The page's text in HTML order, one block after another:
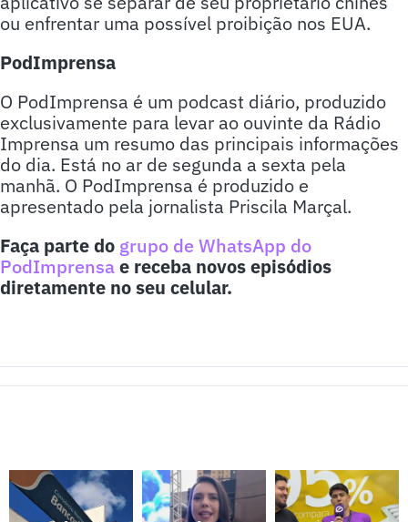
ou enfrentar uma possível proibição nos EUA.
PodImprensa
O PodImprensa é um podcast diário, produzido
exclusivamente para levar ao ouvinte da Rádio
Imprensa um resumo das principais informações
do dia. Está no ar de segunda a sexta pela
manhã. O PodImprensa é produzido e
apresentado pela jornalista Priscila Marçal.
Faça parte do grupo de WhatsApp do
PodImprensae receba novos episódios
diretamente no seu celular.